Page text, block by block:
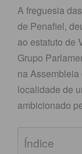
A freguesia das
de Penafiel,
ao estatuto de
Grupo
na
localidade de
ambicionado
Índice